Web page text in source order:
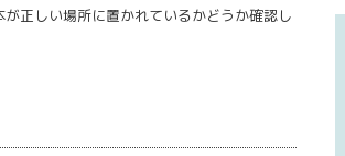
正しい場所に置かれているかどうか確認し